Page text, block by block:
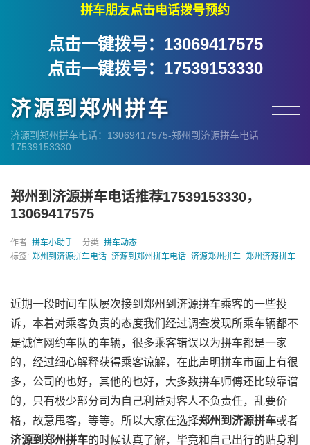
拼车朋友点击电话拨号预约
点击一键拨号：13069417575
点击一键拨号：17539153330
济源到郑州拼车
济源到郑州拼车电话：13069417575-郑州到济源拼车电话
17539153330
郑州到济源拼车电话推荐17539153330，
13069417575
作者: 拼车小助手 分类: 拼车动态
标签: 郑州到济源拼车电话 济源到郑州拼车电话 济源郑州拼车 郑州济源拼车
近期一段时间车队屡次接到郑州到济源拼车乘客的一些投
诉，本着对乘客负责的态度我们经过调查发现所乘车辆都不
是诚信网约车队的车辆，很多乘客错误以为拼车都是一家
的，经过细心解释获得乘客谅解，在此声明拼车市面上有很
多，公司的也好，其他的也好，大多数拼车师傅还比较靠谱
的，只有极少部分司为自己利益对客人不负责任，乱要价
格，故意甩客，等等。所以大家在选择郑州到济源拼车或者
济源到郑州拼车的时候认真了解，毕竟和自己出行的贴身利